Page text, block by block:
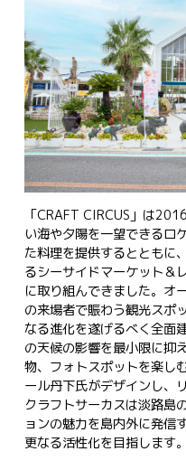
「CRAFT CIRCUS」は
い海や夕陽を一望できるロ
た料理を提供するとともに
るシーサイドマーケット＆
に取り組んできました。オ
の来場者で賑わう観光スポ
なる進化を遂げるべく全面
の天候の影響を最小限に抑
物、フォトスポットを楽し
ール丹下氏がデザインし、
クラフトサーカスは淡路島
ョンの魅力を島内外に発信
更なる活性化を目指します。